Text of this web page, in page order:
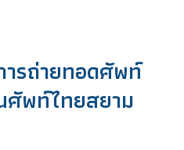
รถ่ายทอดศัพท์
ศัพท์ไทยสยาม